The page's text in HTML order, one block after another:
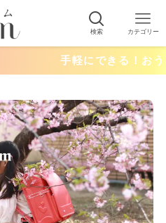
検索 カテゴリー
手軽にできる！おうちあそび一